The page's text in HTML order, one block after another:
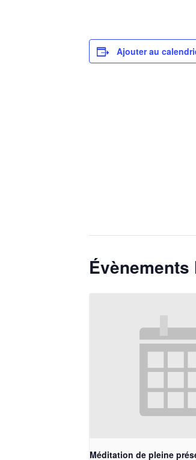
Ajouter au
Évènements
Méditation de pleine